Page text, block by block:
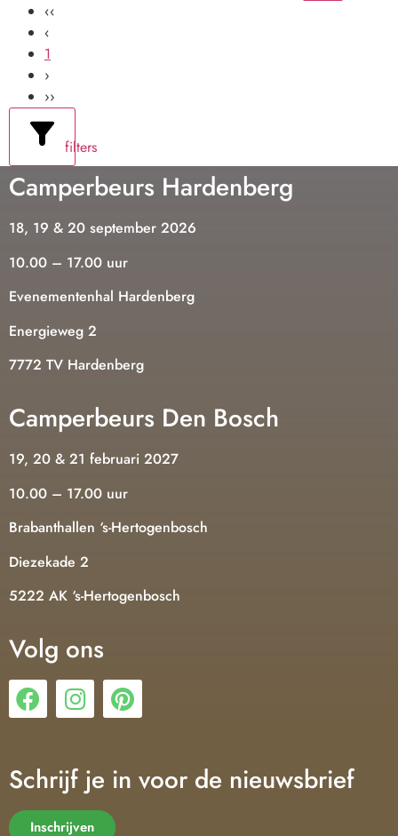
‹‹
‹
1
›
››
filters
Camperbeurs Hardenberg
18, 19 & 20 september 2026
10.00 – 17.00 uur
Evenementenhal Hardenberg
Energieweg 2
7772 TV Hardenberg
Camperbeurs Den Bosch
19, 20 & 21 februari 2027
10.00 – 17.00 uur
Brabanthallen ‘s-Hertogenbosch
Diezekade 2
5222 AK ‘s-Hertogenbosch
Volg ons
Schrijf je in voor de nieuwsbrief
Inschrijven